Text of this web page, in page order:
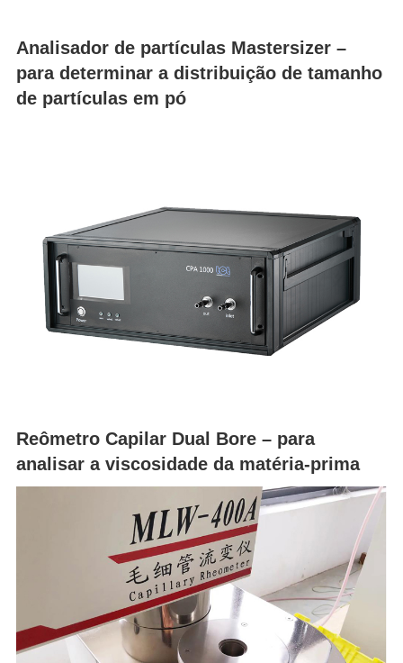
Analisador de partículas Mastersizer –
para determinar a distribuição de tamanho
de partículas em pó
Reômetro Capilar Dual Bore – para
analisar a viscosidade da matéria-prima